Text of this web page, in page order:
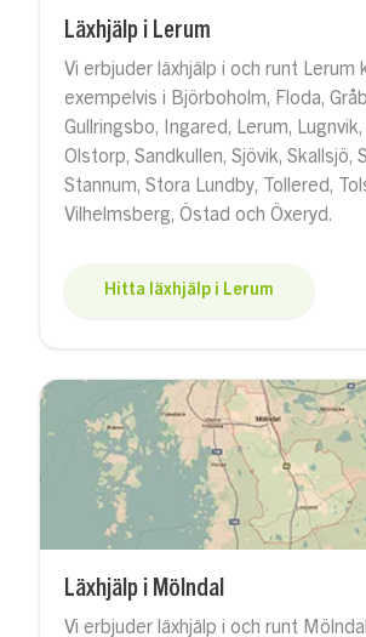
Läxhjälp i Lerum
Vi erbjuder läxhjälp i och runt Lerum
exempelvis i Björboholm, Floda,
Gullringsbo, Ingared, Lerum, Lugnvik,
Olstorp, Sandkullen, Sjövik, Skallsjö,
Stannum, Stora Lundby, Tollered,
Vilhelmsberg, Östad och Öxeryd.
Hitta läxhjälp i Lerum
Läxhjälp i Mölndal
Vi erbjuder läxhjälp i och runt